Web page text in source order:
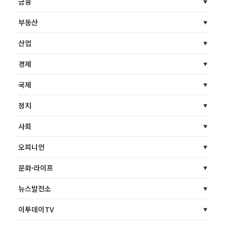
부동산
산업
경제
국제
정치
사회
오피니언
문화·라이프
뉴스발전소
이투데이TV